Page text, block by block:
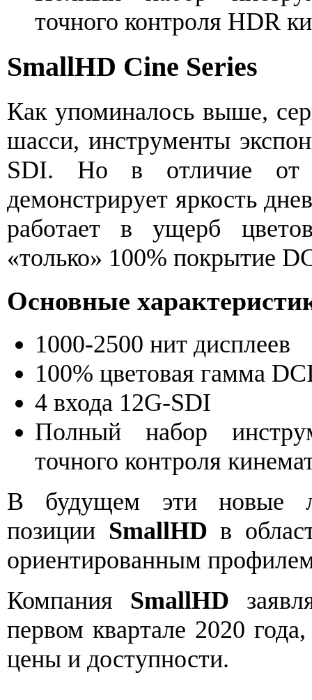
точного контроля HDR
SmallHD Cine Series
Как упоминалось выше,
шасси, инструменты
SDI. Но в отличие
демонстрирует яркость
работает в ущерб
«только» 100% покрытие
Основные
1000-2500 нит дисплеев
100% цветовая гамма
4 входа 12G-SDI
Полный набор
точного контроля
В будущем эти новые
позиции SmallHD в
ориентированным
Компания SmallHD
первом квартале 2020
цены и доступности.